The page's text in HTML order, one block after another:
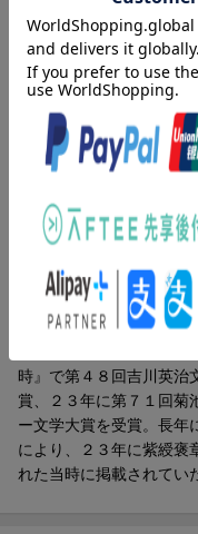
子の陸真は父の死後、
書類を見つける。不審に
べ始めた陸真は、やがて
う。警察による捜査が難
陸真は自身で父の死の真
著者情報（「
東野圭吾（ヒガシノケイ
１９５８年大阪府生まれ
歩賞を受賞しデビュー。
協会賞、２００６年『容
２年『ナミヤ雑貨店の奇
時』で第４８回吉川英治
賞、２３年に第７１回菊
ー文学大賞を受賞。長年
により、２３年に紫綬褒
れた当時に掲載されてい